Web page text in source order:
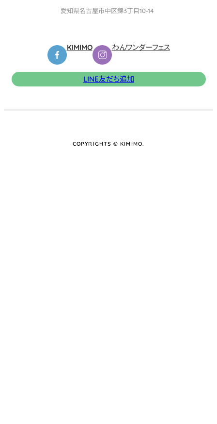
愛知県名古屋市中区錦3丁目10-14
KIMIMO わんワンダーフェス
LINE友だち追加
COPYRIGHTS © KIMIMO.